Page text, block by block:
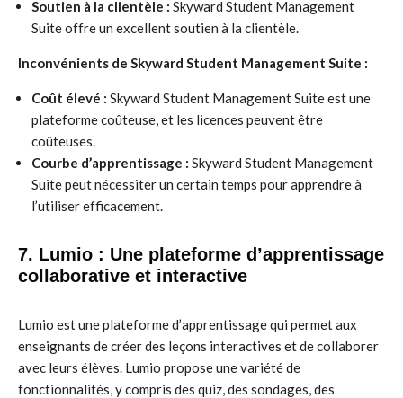
Soutien à la clientèle : Skyward Student Management
Suite offre un excellent soutien à la clientèle.
Inconvénients de Skyward Student Management Suite :
Coût élevé : Skyward Student Management Suite est une
plateforme coûteuse, et les licences peuvent être
coûteuses.
Courbe d’apprentissage : Skyward Student Management
Suite peut nécessiter un certain temps pour apprendre à
l’utiliser efficacement.
7. Lumio : Une plateforme d’apprentissage
collaborative et interactive
Lumio est une plateforme d’apprentissage qui permet aux
enseignants de créer des leçons interactives et de collaborer
avec leurs élèves. Lumio propose une variété de
fonctionnalités, y compris des quiz, des sondages, des